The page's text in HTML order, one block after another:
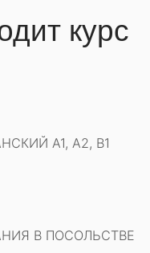
курс
A1, A2, B1
В ПОСОЛЬСТВЕ